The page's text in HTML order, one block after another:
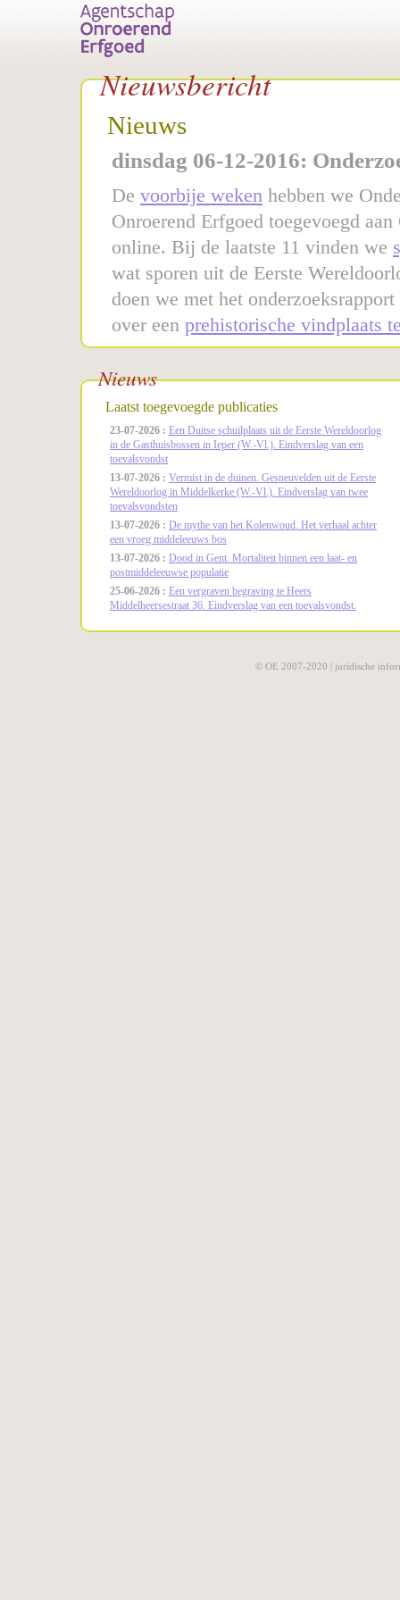
Nieuwsbericht
Nieuws
dinsdag 06-12-2016:
De voorbije weken hebben we
Onroerend Erfgoed toegevoegd
online. Bij de laatste 11 vinden we
wat sporen uit de Eerste
doen we met het
over een prehistorische vindplaats
Nieuws
Laatst toegevoegde publicaties
23-07-2026 : Een Duitse schuilplaats uit de Eerste Wereldoorlog
in de Gasthuisbossen in Ieper (W.-Vl.). Eindverslag van een
toevalsvondst
13-07-2026 : Vermist in de duinen. Gesneuvelden uit de Eerste
Wereldoorlog in Middelkerke (W.-Vl.). Eindverslag van twee
toevalsvondsten
13-07-2026 : De mythe van het Kolenwoud. Het verhaal achter
een vroeg middeleeuws bos
13-07-2026 : Dood in Gent. Mortaliteit binnen een laat- en
postmiddeleeuwse populatie
25-06-2026 : Een vergraven begraving te Heers
Middelheersestraat 36. Eindverslag van een toevalsvondst.
© OE 2007-2020 | juridische